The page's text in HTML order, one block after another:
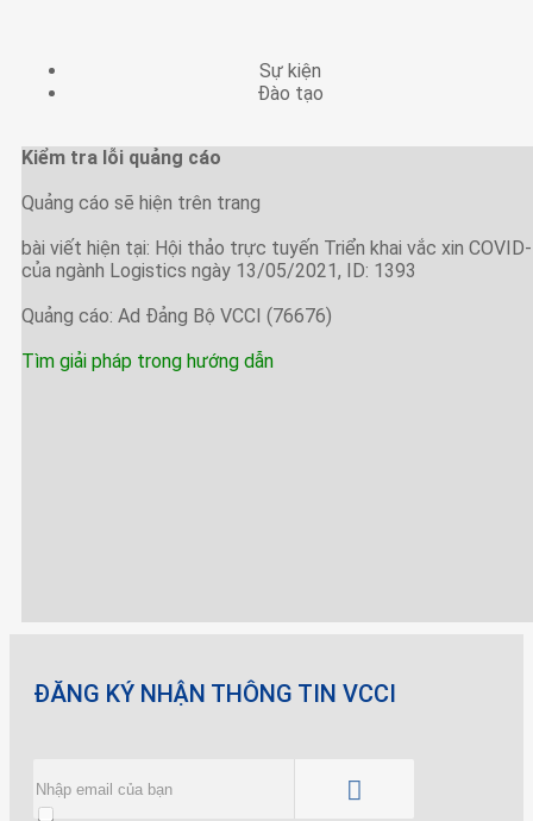
Sự kiện
Đào tạo
Kiểm tra lỗi quảng cáo
Quảng cáo sẽ hiện trên trang
bài viết hiện tại: Hội thảo trực tuyến Triển khai vắc xin
của ngành Logistics ngày 13/05/2021, ID: 1393
Quảng cáo: Ad Đảng Bộ VCCI (76676)
Tìm giải pháp trong hướng dẫn
ĐĂNG KÝ NHẬN THÔNG TIN VCCI